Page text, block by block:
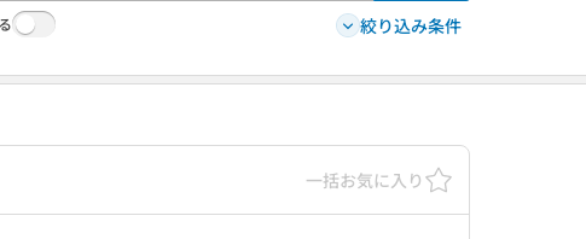
絞り込み条件
一括お気に入り